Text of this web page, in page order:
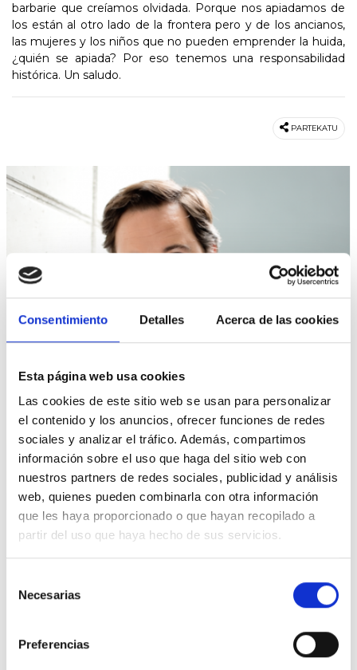
Consentimiento Detalles Acerca de las cookies
Esta página web usa cookies
Las cookies de este sitio web se usan para personalizar
el contenido y los anuncios, ofrecer funciones de redes
sociales y analizar el tráfico. Además, compartimos
información sobre el uso que haga del sitio web con
nuestros partners de redes sociales, publicidad y análisis
web, quienes pueden combinarla con otra información
que les haya proporcionado o que hayan recopilado a
partir del uso que haya hecho de sus servicios.
Necesarias
Preferencias
barbarie que creíamos olvidada. Porque nos apiadamos de
los están al otro lado de la frontera pero y de los ancianos,
las mujeres y los niños que no pueden emprender la huida,
¿quién se apiada? Por eso tenemos una responsabilidad
histórica. Un saludo.
PARTEKATU
GALDERA
Si usted fuera presidente del
con respecto al tema de los